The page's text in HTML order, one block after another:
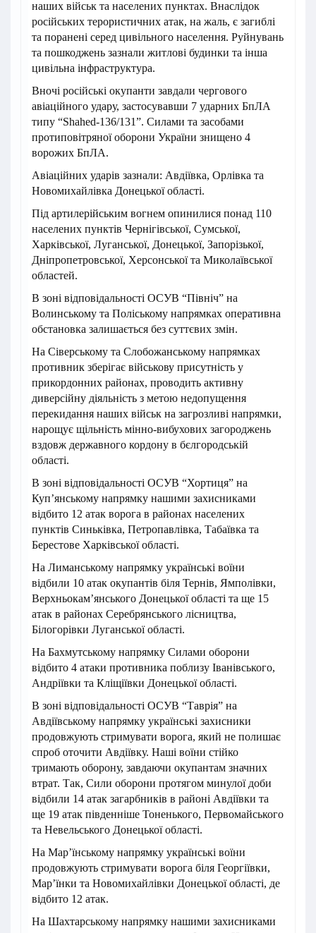
наших військ та населених пунктах. Внаслідок
російських терористичних атак, на жаль, є загиблі
та поранені серед цивільного населення. Руйнувань
та пошкоджень зазнали житлові будинки та інша
цивільна інфраструктура.
Вночі російські окупанти завдали чергового
авіаційного удару, застосувавши 7 ударних БпЛА
типу “Shahed-136/131”. Силами та засобами
протиповітряної оборони України знищено 4
ворожих БпЛА.
Авіаційних ударів зазнали: Авдіївка, Орлівка та
Новомихайлівка Донецької області.
Під артилерійським вогнем опинилися понад 110
населених пунктів Чернігівської, Сумської,
Харківської, Луганської, Донецької, Запорізької,
Дніпропетровської, Херсонської та Миколаївської
областей.
В зоні відповідальності ОСУВ “Північ” на
Волинському та Поліському напрямках оперативна
обстановка залишається без суттєвих змін.
На Сіверському та Слобожанському напрямках
противник зберігає військову присутність у
прикордонних районах, проводить активну
диверсійну діяльність з метою недопущення
перекидання наших військ на загрозливі напрямки,
нарощує щільність мінно-вибухових загороджень
вздовж державного кордону в бєлгородській
області.
В зоні відповідальності ОСУВ “Хортиця” на
Куп’янському напрямку нашими захисниками
відбито 12 атак ворога в районах населених
пунктів Синьківка, Петропавлівка, Табаївка та
Берестове Харківської області.
На Лиманському напрямку українські воїни
відбили 10 атак окупантів біля Тернів, Ямполівки,
Верхньокам’янського Донецької області та ще 15
атак в районах Серебрянського лісництва,
Білогорівки Луганської області.
На Бахмутському напрямку Силами оборони
відбито 4 атаки противника поблизу Іванівського,
Андріївки та Кліщіївки Донецької області.
В зоні відповідальності ОСУВ “Таврія” на
Авдіївському напрямку українські захисники
продовжують стримувати ворога, який не полишає
спроб оточити Авдіївку. Наші воїни стійко
тримають оборону, завдаючи окупантам значних
втрат. Так, Сили оборони протягом минулої доби
відбили 14 атак загарбників в районі Авдіївки та
ще 19 атак південніше Тоненького, Первомайського
та Невельського Донецької області.
На Мар’їнському напрямку українські воїни
продовжують стримувати ворога біля Георгіївки,
Мар’їнки та Новомихайлівки Донецької області, де
відбито 12 атак.
На Шахтарському напрямку нашими захисниками